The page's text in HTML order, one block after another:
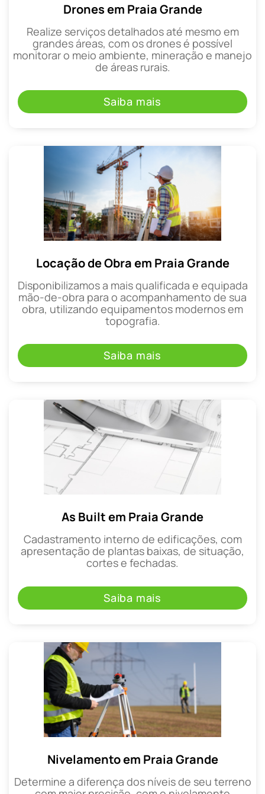
Drones em Praia Grande
Realize serviços detalhados até mesmo em
grandes áreas, com os drones é possível
monitorar o meio ambiente, mineração e manejo
de áreas rurais.
Saiba mais
Locação de Obra em Praia Grande
Disponibilizamos a mais qualificada e equipada
mão-de-obra para o acompanhamento de sua
obra, utilizando equipamentos modernos em
topografia.
Saiba mais
As Built em Praia Grande
Cadastramento interno de edificações, com
apresentação de plantas baixas, de situação,
cortes e fechadas.
Saiba mais
Nivelamento em Praia Grande
Determine a diferença dos níveis de seu terreno